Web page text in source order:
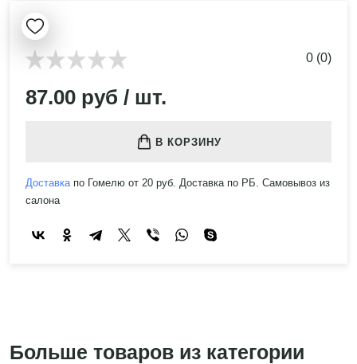
0 (0)
87.00 руб / шт.
В КОРЗИНУ
Доставкапо Гомелю от 20 руб. Доставка по РБ. Самовывоз из
салона
Больше товаров из категории